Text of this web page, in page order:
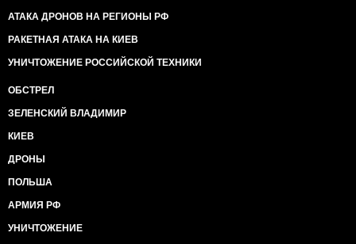
АТАКА ДРОНОВ НА РЕГИОНЫ РФ
РАКЕТНАЯ АТАКА НА КИЕВ
УНИЧТОЖЕНИЕ РОССИЙСКОЙ ТЕХНИКИ
ОБСТРЕЛ
ЗЕЛЕНСКИЙ ВЛАДИМИР
КИЕВ
ДРОНЫ
ПОЛЬША
АРМИЯ РФ
УНИЧТОЖЕНИЕ